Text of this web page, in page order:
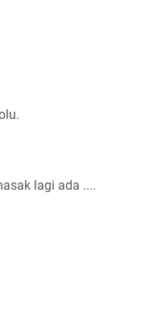
lagi ada ....